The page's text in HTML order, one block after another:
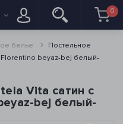
0
белье
Постельное
Florentino beyaz-bej белый-
Vita сатин с
bej белый-